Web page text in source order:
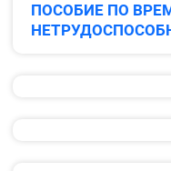
ПОСОБИЕ ПО